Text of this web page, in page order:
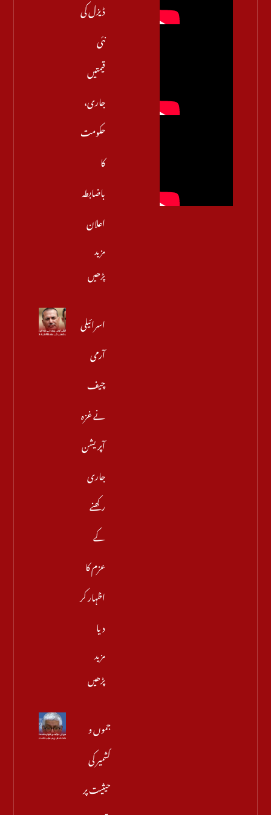
ڈیزل کی
نئی
قیمتیں
جاری،
حکومت
کا
باضابطہ
اعلان
مزید
پڑھیں
اسرائیلی
آرمی
چیف
نے غزہ
آپریشن
جاری
رکھنے
کے
عزم کا
اظہار کر
دیا
مزید
پڑھیں
جموں و
کشمیر کی
حیثیت پر